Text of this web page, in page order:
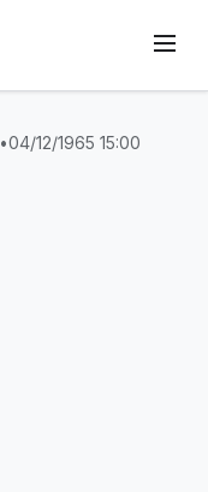
•04/12/1965 15:00